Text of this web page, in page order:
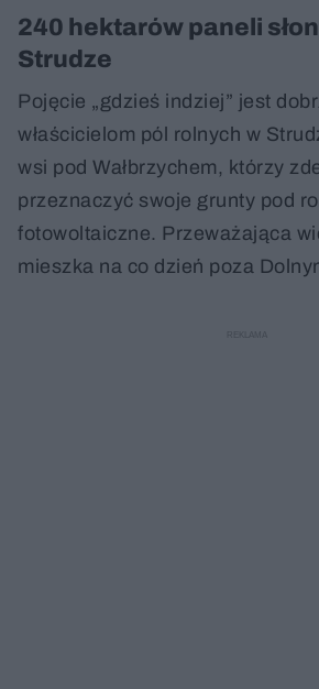
240 hektarów paneli
Strudze
Pojęcie „gdzieś indziej” jest
właścicielom pól rolnych w
wsi pod Wałbrzychem, którzy
przeznaczyć swoje grunty pod
fotowoltaiczne. Przeważająca
mieszka na co dzień poza